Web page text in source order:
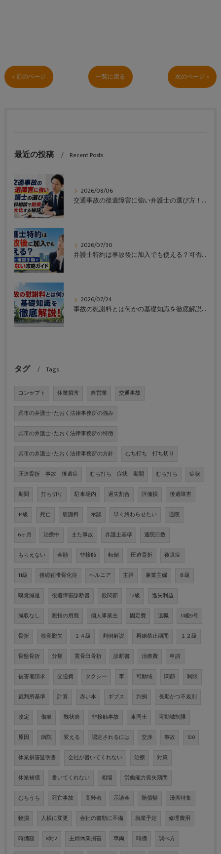
< 前のページ 一覧に戻る 次のページ >
最近の投稿 Recent Posts
2026/08/06
交通事故の後遺障害に強い弁護士の選び方！無料相談で賠償を最大化する秘訣
2026/07/30
弁護士特約は事故後に加入でも使える？可否と確認手順で損しない攻略ガイド
2026/07/24
事故の慰謝料とは何かの基礎知識を徹底解説！
タグ Tags
コンセプト 休業損害 自営業 交通事故
呉市の弁護士･たおく法律事務所の強み
呉市の弁護士･たおく法律事務所の特徴
呉市の弁護士･たおく法律事務所の方針 むち打ち 打ち切り
圧迫骨折 事故 後遺症 むち打ち 症状 期間 むち打ち 症状
期間 打ち切り 駐車場内 過失割合 評価損 後遺障害
14級 死亡 慰謝料 示談 早く終わらせたい 通院
6ヶ月 治療中 また事故 弁護士基準 通院日数
もらえない 金額 非接触 転倒 圧迫骨折 後遺症
11級 後縦靭帯骨化症 ヘルニア 主婦 兼業主婦 ８級
嗅覚減退 後遺障害診断書 股関節 12級 逸失利益
減収なし 親指の用廃 個人事業主 固定費 退職 14級9号
骨折 嗅覚脱失 １４級 判例解説 再婚禁止期間 １２級
骨盤骨折 分類 寛骨臼骨折 診断書 治療費 申請
被害者請求 交通費 タクシー 車 可動域 関節 制限
裁判所基準 計算 赤い本 ギプス 判例 長期かつ不規則
改定 傷痕 醜状痕 非接触事故 車同士 可動域制限
原因 病院 変える 認定されるには 交渉 事故 10:0
休業損害証明書 会社が書いてくれない 治療 対策
休業補償 書いてくれない 相場 労働能力喪失期間
むちうち 死亡事故 高齢者 示談金 賠償額 漫画特集
物損 人損に変更 会社の書類に不備 就業予定 修理費用
時価額 8対2 主婦休業損害 車両 時価 調べ方